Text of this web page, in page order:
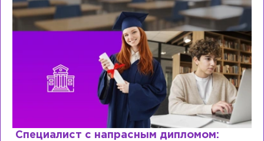
Специалист с напрасным дипломом: